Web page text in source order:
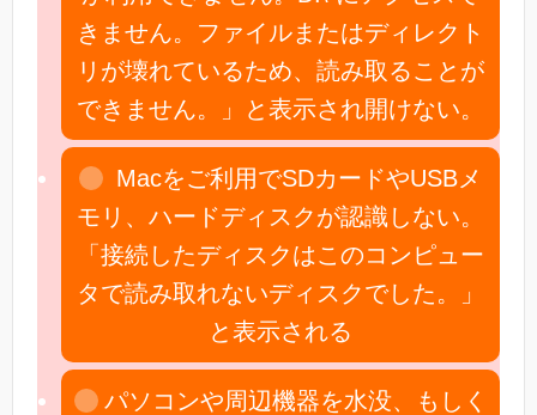
きません。ファイルまたはディレクト
リが壊れているため、読み取ることが
できません。」と表示され開けない。
Macをご利用でSDカードやUSBメ
モリ、ハードディスクが認識しない。
「接続したディスクはこのコンピュー
タで読み取れないディスクでした。」
と表示される
パソコンや周辺機器を水没、もしく